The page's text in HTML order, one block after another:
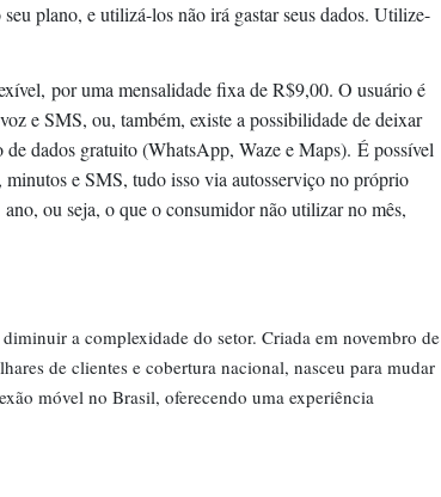
plano, e utilizá-los não irá gastar seus dados. Utilize-
por uma mensalidade fixa de R$9,00. O usuário é
e SMS, ou, também, existe a possibilidade de deixar
dados gratuito (WhatsApp, Waze e Maps). É possível
e SMS, tudo isso via autosserviço no próprio
ou seja, o que o consumidor não utilizar no mês,
diminuir a complexidade do setor. Criada em novembro de
de clientes e cobertura nacional, nasceu para mudar
móvel no Brasil, oferecendo uma experiência